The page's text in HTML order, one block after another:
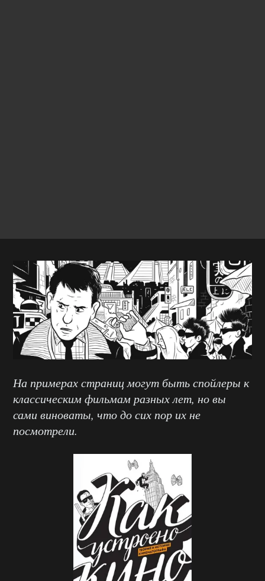
На примерах страниц могут быть спойлеры к
классическим фильмам разных лет, но вы
сами виноваты, что до сих пор их не
посмотрели.